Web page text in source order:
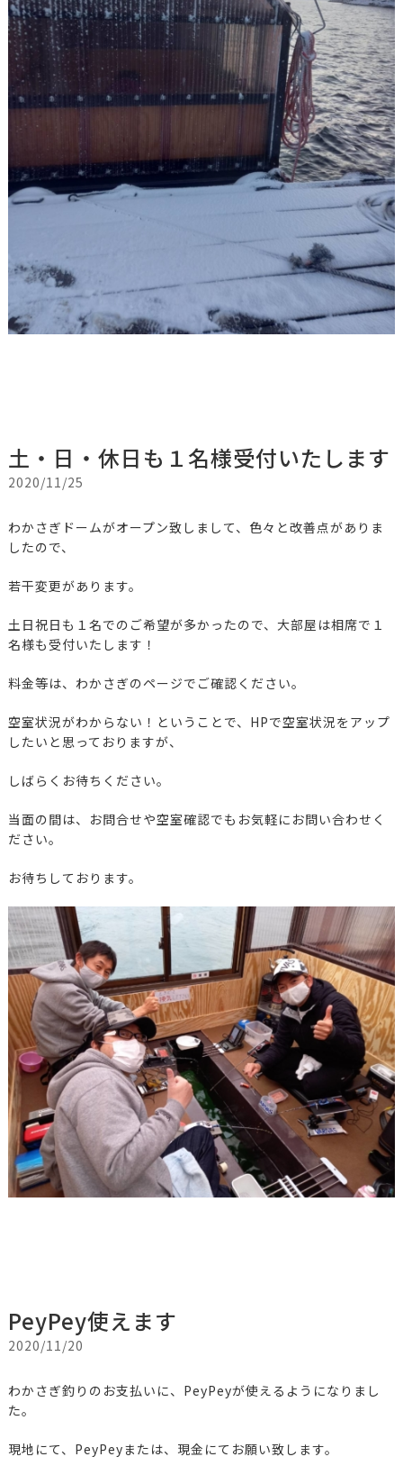
土・日・休日も１名様受付いたします
2020/11/25
わかさぎドームがオープン致しまして、色々と改善点がありま
したので、
若干変更があります。
土日祝日も１名でのご希望が多かったので、大部屋は相席で１
名様も受付いたします！
料金等は、わかさぎのページでご確認ください。
空室状況がわからない！ということで、HPで空室状況をアップ
したいと思っておりますが、
しばらくお待ちください。
当面の間は、お問合せや空室確認でもお気軽にお問い合わせく
ださい。
お待ちしております。
PeyPey使えます
2020/11/20
わかさぎ釣りのお支払いに、PeyPeyが使えるようになりまし
た。
現地にて、PeyPeyまたは、現金にてお願い致します。